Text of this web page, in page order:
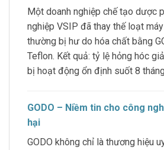
Một doanh nghiệp chế tạo dược
nghiệp VSIP đã thay thế loạt
thường bị hư do hóa chất bằng
Teflon. Kết quả: tỷ lệ hỏng hóc
bị hoạt động ổn định suốt 8
GODO – Niềm tin cho công
hại
GODO không chỉ là thương hiệu